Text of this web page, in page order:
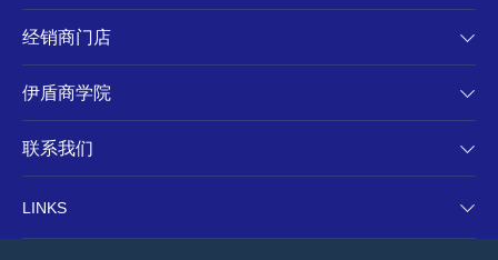
经销商门店
伊盾商学院
联系我们
LINKS